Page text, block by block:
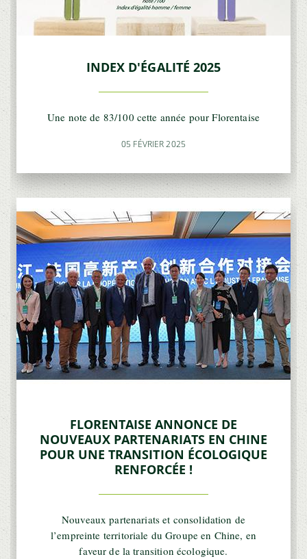
INDEX D'ÉGALITÉ 2025
Une note de 83/100 cette année pour Florentaise
05 FÉVRIER 2025
FLORENTAISE ANNONCE DE
NOUVEAUX PARTENARIATS EN CHINE
POUR UNE TRANSITION ÉCOLOGIQUE
RENFORCÉE !
Nouveaux partenariats et consolidation de
l’empreinte territoriale du Groupe en Chine, en
faveur de la transition écologique.